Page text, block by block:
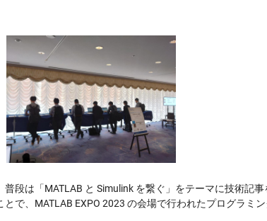
段は「MATLAB と Simulink を繋ぐ」をテーマに技術記事
で、MATLAB EXPO 2023 の会場で行われたプログラミ